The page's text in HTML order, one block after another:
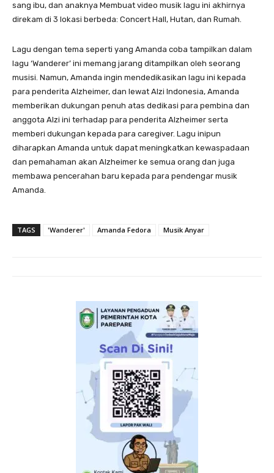
sang ibu, dan anaknya Membuat video musik lagu ini akhirnya
direkam di 3 lokasi berbeda: Concert Hall, Hutan, dan Rumah.
Lagu dengan tema seperti yang Amanda coba tampilkan dalam
lagu ‘Wanderer’ ini memang jarang ditampilkan oleh seorang
musisi. Namun, Amanda ingin mendedikasikan lagu ini kepada
para penderita Alzheimer, dan lewat Alzi Indonesia, Amanda
memberikan dukungan penuh atas dedikasi para pembina dan
anggota Alzi ini terhadap para penderita Alzheimer serta
memberi dukungan kepada para caregiver. Lagu inipun
diharapkan Amanda untuk dapat meningkatkan kewaspadaan
dan pemahaman akan Alzheimer ke semua orang dan juga
membawa pencerahan baru kepada para pendengar musik
Amanda.
TAGS 'Wanderer' Amanda Fedora Musik Anyar